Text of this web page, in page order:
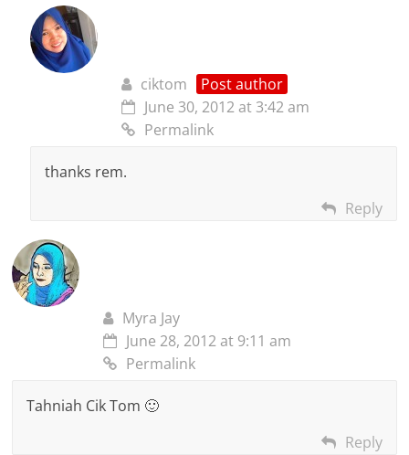
ciktom
Post author
June 30, 2012 at 3:42 am
Permalink
thanks rem.
Reply
Myra Jay
June 28, 2012 at 9:11 am
Permalink
Tahniah Cik Tom 🙂
Reply